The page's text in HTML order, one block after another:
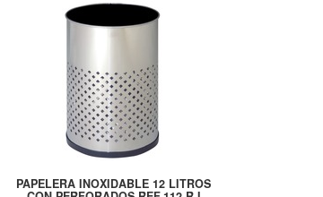
PAPELERA INOXIDABLE 12 LITROS